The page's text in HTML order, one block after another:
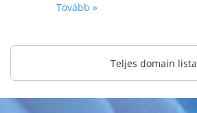
Tovább »
Teljes domain lista